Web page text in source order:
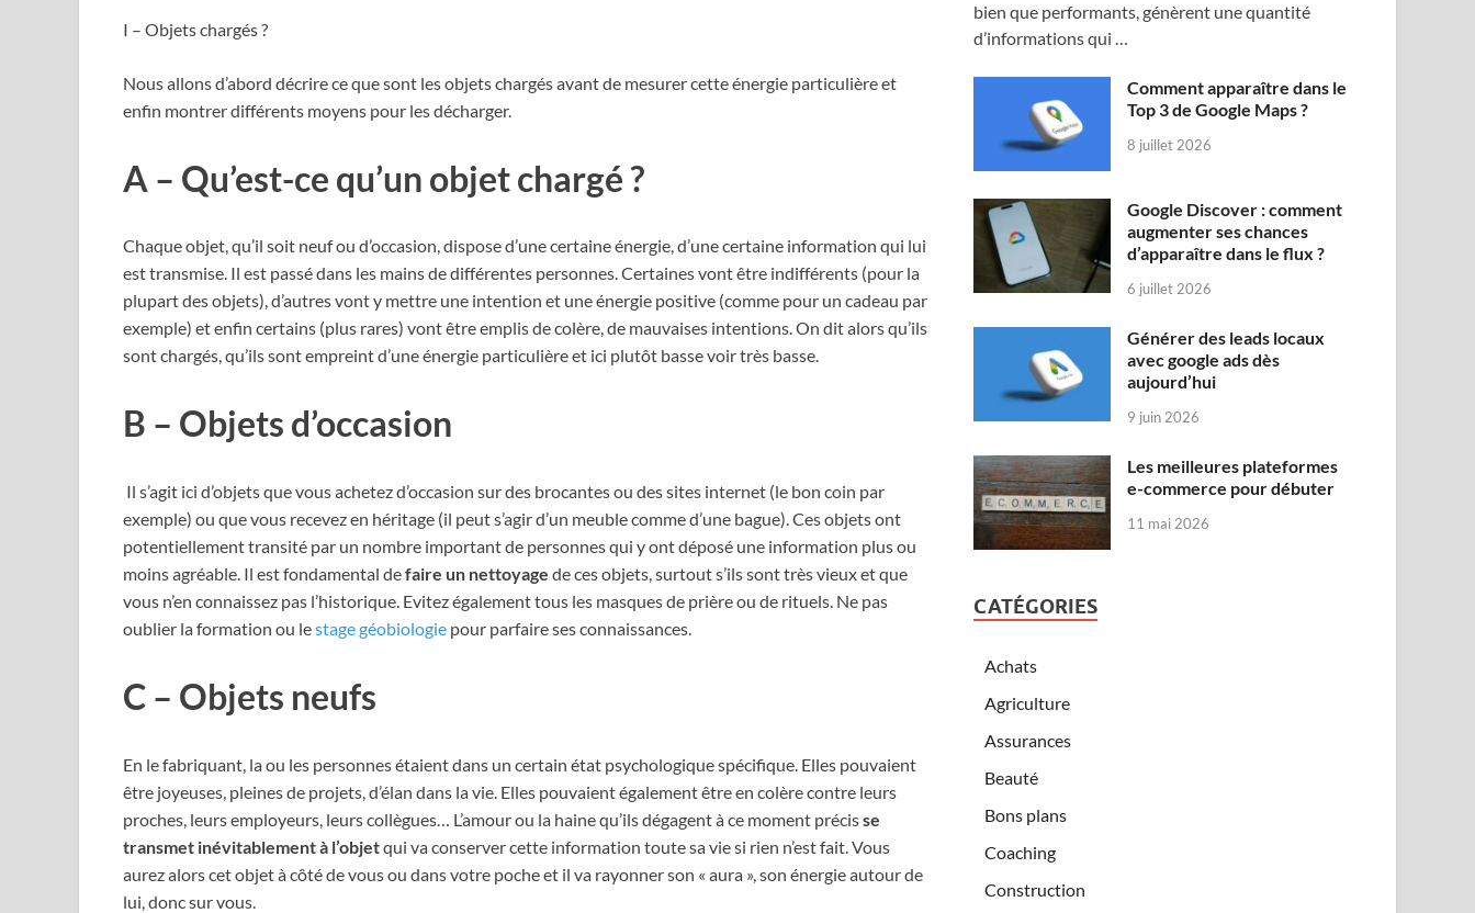
I – Objets chargés ?
Nous allons d’abord décrire ce que sont les objets chargés avant de mesurer cette énergie particulière et
enfin montrer différents moyens pour les décharger.
A – Qu’est-ce qu’un objet chargé ?
Chaque objet, qu’il soit neuf ou d’occasion, dispose d’une certaine énergie, d’une certaine information qui lui
est transmise. Il est passé dans les mains de différentes personnes. Certaines vont être indifférents (pour la
plupart des objets), d’autres vont y mettre une intention et une énergie positive (comme pour un cadeau par
exemple) et enfin certains (plus rares) vont être emplis de colère, de mauvaises intentions. On dit alors qu’ils
sont chargés, qu’ils sont empreint d’une énergie particulière et ici plutôt basse voir très basse.
B – Objets d’occasion
Il s’agit ici d’objets que vous achetez d’occasion sur des brocantes ou des sites internet (le bon coin par
exemple) ou que vous recevez en héritage (il peut s’agir d’un meuble comme d’une bague). Ces objets ont
potentiellement transité par un nombre important de personnes qui y ont déposé une information plus ou
moins agréable. Il est fondamental defaire un nettoyage de ces objets, surtout s’ils sont très vieux et que
vous n’en connaissez pas l’historique. Evitez également tous les masques de prière ou de rituels. Ne pas
oublier la formation ou lestage géobiologie pour parfaire ses connaissances.
C – Objets neufs
En le fabriquant, la ou les personnes étaient dans un certain état psychologique spécifique. Elles pouvaient
être joyeuses, pleines de projets, d’élan dans la vie. Elles pouvaient également être en colère contre leurs
proches, leurs employeurs, leurs collègues… L’amour ou la haine qu’ils dégagent à ce moment précisse
transmet inévitablement à l’objetqui va conserver cette information toute sa vie si rien n’est fait. Vous
aurez alors cet objet à côté de vous ou dans votre poche et il va rayonner son « aura », son énergie autour de
lui, donc sur vous.
bien que performants, génèrent une quantité
d’informations qui …
Comment apparaître dans le
Top 3 de Google Maps ?
8 juillet 2026
Google Discover : comment
augmenter ses chances
d’apparaître dans le flux ?
6 juillet 2026
Générer des leads locaux
avec google ads dès
aujourd’hui
9 juin 2026
Les meilleures plateformes
e-commerce pour débuter
11 mai 2026
CATÉGORIES
Achats
Agriculture
Assurances
Beauté
Bons plans
Coaching
Construction